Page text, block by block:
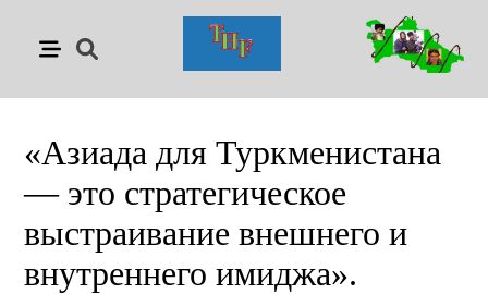
«Азиада для Туркменистана
— это стратегическое
выстраивание внешнего и
внутреннего имиджа».